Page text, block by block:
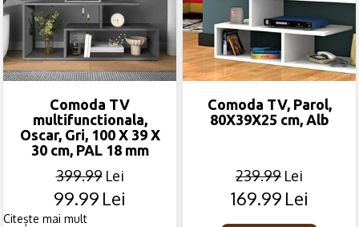
Comoda TV
multifunctionala,
Oscar, Gri, 100 X 39 X
30 cm, PAL 18 mm
399.99 Lei
Original
99.99 Lei
Current
Citește mai mult
Comoda TV, Parol,
80X39X25 cm, Alb
239.99 Lei
Original
169.99 Lei
Current